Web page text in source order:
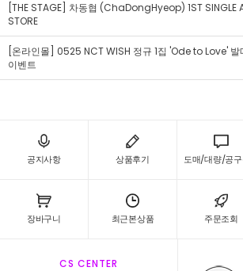
[THE STAGE] 차동협 (ChaDongHyeop) 1ST SINGLE
STORE
[온라인몰] 0525 NCT WISH 정규 1집 'Ode to Love' 발
이벤트
공지사항 상품후기 도매/대량/공
장바구니 최근본상품 주문조회
CS CENTER